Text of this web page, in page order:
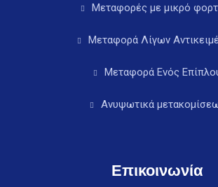
Μεταφορές με μικρό
Μεταφορά Λίγων
Μεταφορά Ενός
Ανυψωτικά
Επικοινωνία